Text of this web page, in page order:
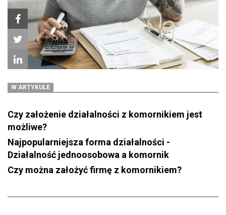
W ARTYKULE
Czy założenie działalności z komornikiem jest
możliwe?
Najpopularniejsza forma działalności -
Działalność jednoosobowa a komornik
Czy można założyć firmę z komornikiem?